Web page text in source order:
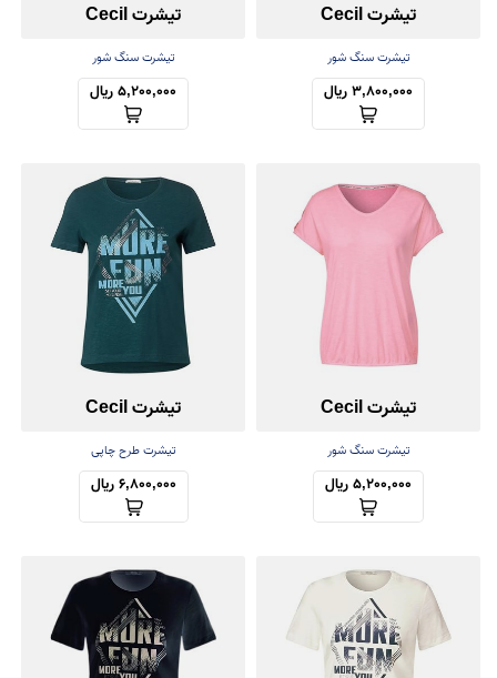
تیشرت Cecil
تیشرت سنگ شور
3,800,000 ریال
تیشرت Cecil
تیشرت سنگ شور
5,200,000 ریال
تیشرت Cecil
تیشرت سنگ شور
5,200,000 ریال
تیشرت Cecil
تیشرت طرح چاپی
6,800,000 ریال